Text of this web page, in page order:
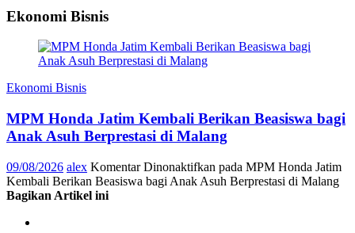
Ekonomi Bisnis
Ekonomi Bisnis
MPM Honda Jatim Kembali Berikan Beasiswa bagi
Anak Asuh Berprestasi di Malang
09/08/2026 alex Komentar Dinonaktifkan pada MPM Honda Jatim
Kembali Berikan Beasiswa bagi Anak Asuh Berprestasi di Malang
Bagikan Artikel ini